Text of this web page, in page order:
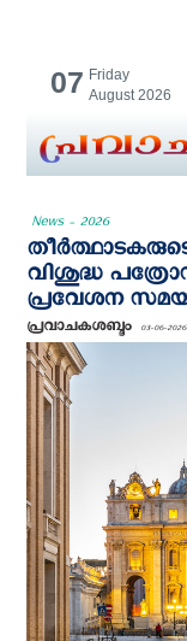
07 Friday
August 2026
News - 2026
വിശുദ്ധ
പ്രവേശന സമയം
പ്രവാചകശബ്ദം 03-06-